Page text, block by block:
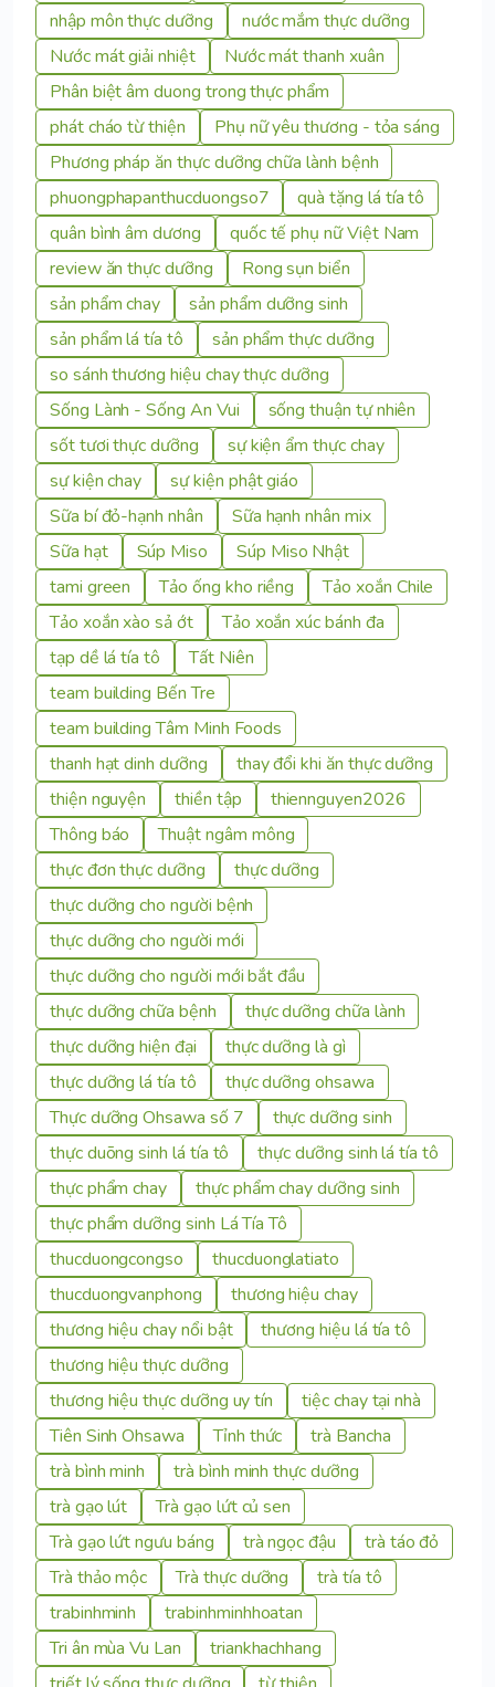
nhập môn thực dưỡng
nước mắm thực dưỡng
Nước mát giải nhiệt
Nước mát thanh xuân
Phân biệt âm duong trong thực phẩm
phát cháo từ thiện
Phụ nữ yêu thương - tỏa sáng
Phương pháp ăn thực dưỡng chữa lành bệnh
phuongphapanthucduongso7
quà tặng lá tía tô
quân bình âm dương
quốc tế phụ nữ Việt Nam
review ăn thực dưỡng
Rong sụn biển
sản phẩm chay
sản phẩm dưỡng sinh
sản phẩm lá tía tô
sản phẩm thực dưỡng
so sánh thương hiệu chay thực dưỡng
Sống Lành - Sống An Vui
sống thuận tự nhiên
sốt tươi thực dưỡng
sự kiện ẩm thực chay
sự kiện chay
sự kiện phật giáo
Sữa bí đỏ-hạnh nhân
Sữa hạnh nhân mix
Sữa hạt
Súp Miso
Súp Miso Nhật
tami green
Tảo ống kho riềng
Tảo xoắn Chile
Tảo xoắn xào sả ớt
Tảo xoắn xúc bánh đa
tạp dề lá tía tô
Tất Niên
team building Bến Tre
team building Tâm Minh Foods
thanh hạt dinh dưỡng
thay đổi khi ăn thực dưỡng
thiện nguyện
thiền tập
thiennguyen2026
Thông báo
Thuật ngâm mông
thực đơn thực dưỡng
thực dưỡng
thực dưỡng cho người bệnh
thực dưỡng cho người mới
thực dưỡng cho người mới bắt đầu
thực dưỡng chữa bệnh
thực dưỡng chữa lành
thực dưỡng hiện đại
thực dưỡng là gì
thực dưỡng lá tía tô
thực dưỡng ohsawa
Thực dưỡng Ohsawa số 7
thực dưỡng sinh
thực duõng sinh lá tía tô
thực dưỡng sinh lá tía tô
thực phẩm chay
thực phẩm chay dưỡng sinh
thực phẩm dưỡng sinh Lá Tía Tô
thucduongcongso
thucduonglatiato
thucduongvanphong
thương hiệu chay
thương hiệu chay nổi bật
thương hiệu lá tía tô
thương hiệu thực dưỡng
thương hiệu thực dưỡng uy tín
tiệc chay tại nhà
Tiên Sinh Ohsawa
Tỉnh thức
trà Bancha
trà bình minh
trà bình minh thực dưỡng
trà gạo lút
Trà gạo lứt củ sen
Trà gạo lứt ngưu báng
trà ngọc đậu
trà táo đỏ
Trà thảo mộc
Trà thực dưỡng
trà tía tô
trabinhminh
trabinhminhhoatan
Tri ân mùa Vu Lan
triankhachhang